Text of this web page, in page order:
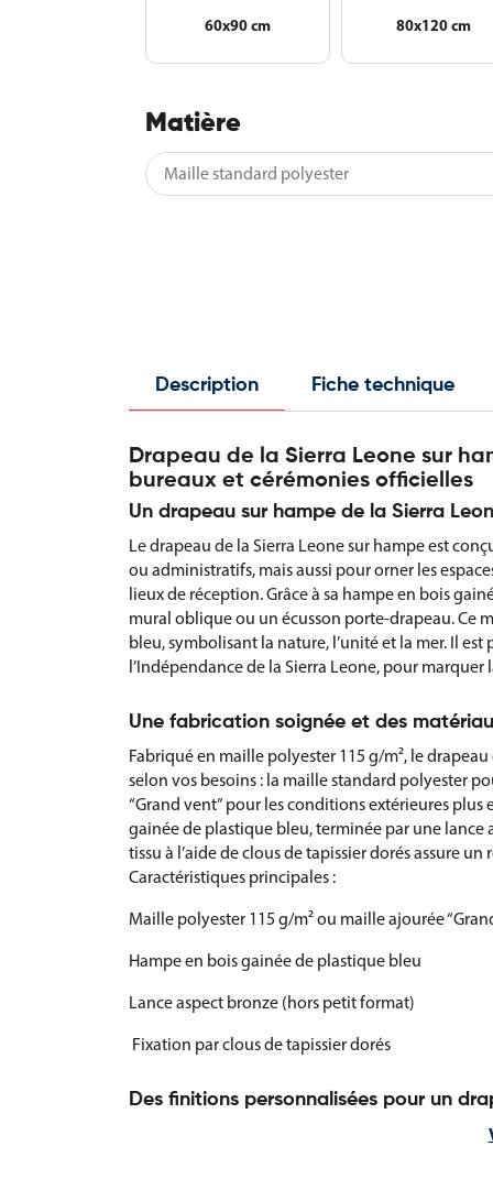
60x90 cm 80x120 cm
Matière
Description Fiche technique
Drapeau de la Sierra Leone sur
bureaux et cérémonies officielles
Un drapeau sur hampe de la Sierra
Le drapeau de la Sierra Leone sur hampe est
ou administratifs, mais aussi pour orner les
lieux de réception. Grâce à sa hampe en bois
mural oblique ou un écusson porte-drapeau. Ce
bleu, symbolisant la nature, l’unité et la mer. Il
l’Indépendance de la Sierra Leone, pour
Une fabrication soignée et des
Fabriqué en maille polyester 115 g/m², le
selon vos besoins : la maille standard polyester
“Grand vent” pour les conditions extérieures
gainée de plastique bleu, terminée par une lance
tissu à l’aide de clous de tapissier dorés assure
Caractéristiques principales :
Maille polyester 115 g/m² ou maille ajourée
Hampe en bois gainée de plastique bleu
Lance aspect bronze (hors petit format)
Fixation par clous de tapissier dorés
Des finitions personnalisées pour un
Le drapeau sur hampe de la Sierra Leone peut